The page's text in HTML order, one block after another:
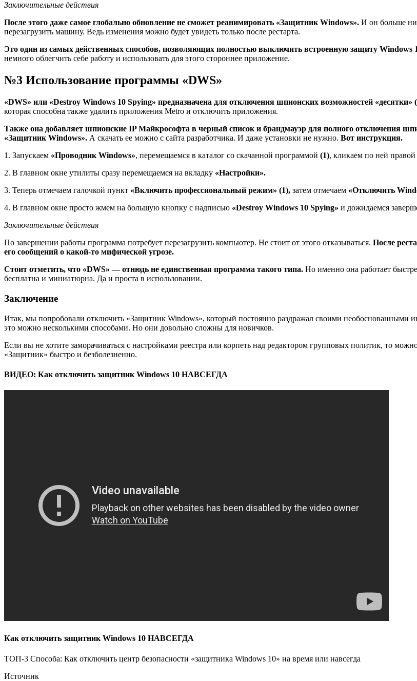
Заключительные действия
После этого даже самое глобально обновление не сможет реанимировать «Защитник Windows». И он больше
перезагрузить машину. Ведь изменения можно будет увидеть только после рестарта.
Это один из самых действенных способов, позволяющих полностью выключить встроенную защиту Windows
немного облегчить себе работу и использовать для этого стороннее приложение.
№3 Использование программы «DWS»
«DWS» или «Destroy Windows 10 Spying» предназначена для отключения шпионских возможностей
которая способна также удалить приложения Metro и отключить приложения.
Также она добавляет шпионские IP Майкрософта в черный список и брандмауэр для полного отключения
«Защитник Windows». А скачать ее можно с сайта разработчика. И даже установки не нужно. Вот инструкция.
1. Запускаем «Проводник Windows», перемещаемся в каталог со скачанной программой (1), кликаем по ней
2. В главном окне утилиты сразу перемещаемся на вкладку «Настройки».
3. Теперь отмечаем галочкой пункт «Включить профессиональный режим» (1), затем отмечаем «Отключить
4. В главном окне просто жмем на большую кнопку с надписью «Destroy Windows 10 Spying» и дожидаемся
Заключительные действия
По завершении работы программа потребует перезагрузить компьютер. Не стоит от этого отказываться. После
его сообщений о какой-то мифической угрозе.
Стоит отметить, что «DWS» — отнюдь не единственная программа такого типа. Но именно она работает
бесплатна и миниатюрна. Да и проста в использовании.
Заключение
Итак, мы попробовали отключить «Защитник Windows», который постоянно раздражал своими необоснованными
это можно несколькими способами. Но они довольно сложны для новичков.
Если вы не хотите заморачиваться с настройками реестра или корпеть над редактором групповых политик, то
«Защитник» быстро и безболезненно.
ВИДЕО: Как отключить защитник Windows 10 НАВСЕГДА
Как отключить защитник Windows 10 НАВСЕГДА
ТОП-3 Способа: Как отключить центр безопасности «защитника Windows 10» на время или навсегда
Источник